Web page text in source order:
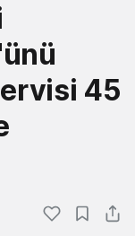
45